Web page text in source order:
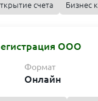
счета Бизнес
ООО
Формат
Онлайн